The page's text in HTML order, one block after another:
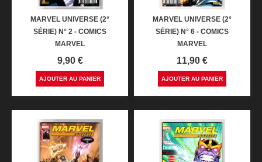
MARVEL UNIVERSE (2°
SÉRIE) N° 2 - COMICS
MARVEL
Prix
9,90 €
AJOUTER AU PANIER
MARVEL UNIVERSE (2°
SÉRIE) N° 6 - COMICS
MARVEL
Prix
11,90 €
AJOUTER AU PANIER